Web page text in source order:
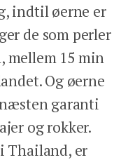
indtil øerne er
de som perler
mellem 15 min
Og øerne
garanti
og rokker.
Thailand, er
89